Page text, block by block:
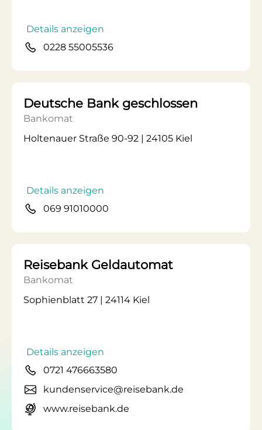
Details anzeigen
0228 55005536
Deutsche Bank geschlossen
Bankomat
Holtenauer Straße 90-92 | 24105 Kiel
Details anzeigen
069 91010000
Reisebank Geldautomat
Bankomat
Sophienblatt 27 | 24114 Kiel
Details anzeigen
0721 476663580
kundenservice@reisebank.de
www.reisebank.de